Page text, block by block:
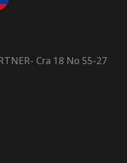
Cra 18 No 55-27